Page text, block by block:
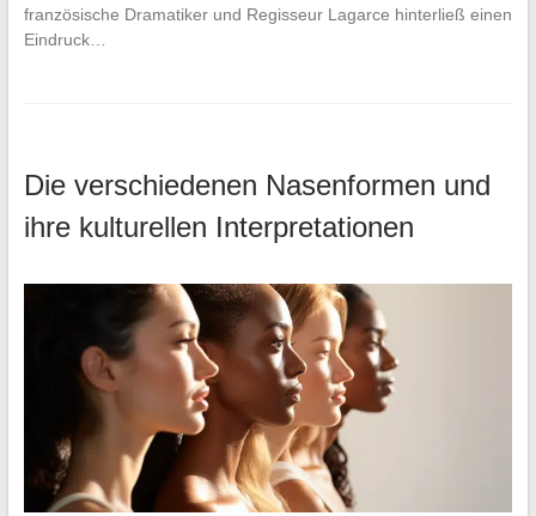
französische Dramatiker und Regisseur Lagarce hinterließ einen
Eindruck…
Die verschiedenen Nasenformen und
ihre kulturellen Interpretationen